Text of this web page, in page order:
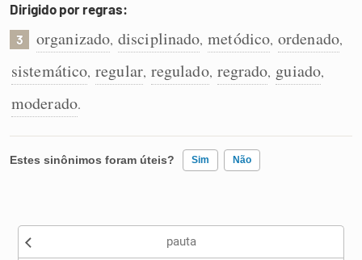
Dicionário
Sinônimos
Dirigido por regras:
3 organizado, disciplinado, metódico, ordenado,
sistemático, regular, regulado, regrado, guiado,
moderado.
Estes sinônimos foram úteis? Sim Não
Nenhum dos sinônimos apresentados me ajudou
pauta